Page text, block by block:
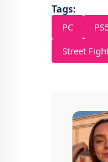
Tags:
PC
Street